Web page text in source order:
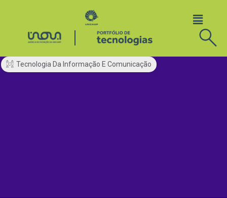
Tecnologia Da Informação E Comunicação